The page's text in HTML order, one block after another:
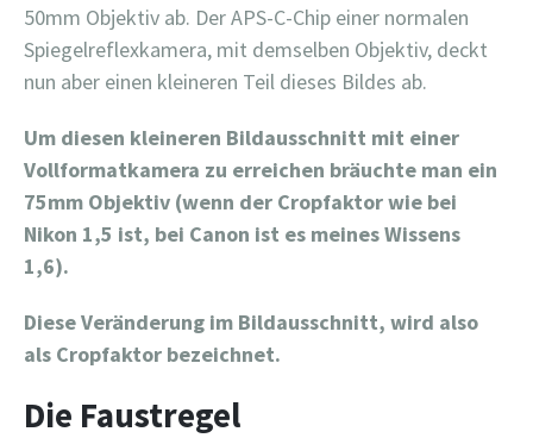
50mm Objektiv ab. Der APS-C-Chip einer normalen
Spiegelreflexkamera, mit demselben Objektiv, deckt
nun aber einen kleineren Teil dieses Bildes ab.
Um diesen kleineren Bildausschnitt mit einer
Vollformatkamera zu erreichen bräuchte man ein
75mm Objektiv (wenn der Cropfaktor wie bei
Nikon 1,5 ist, bei Canon ist es meines Wissens
1,6).
Diese Veränderung im Bildausschnitt, wird also
als Cropfaktor bezeichnet.
Die Faustregel